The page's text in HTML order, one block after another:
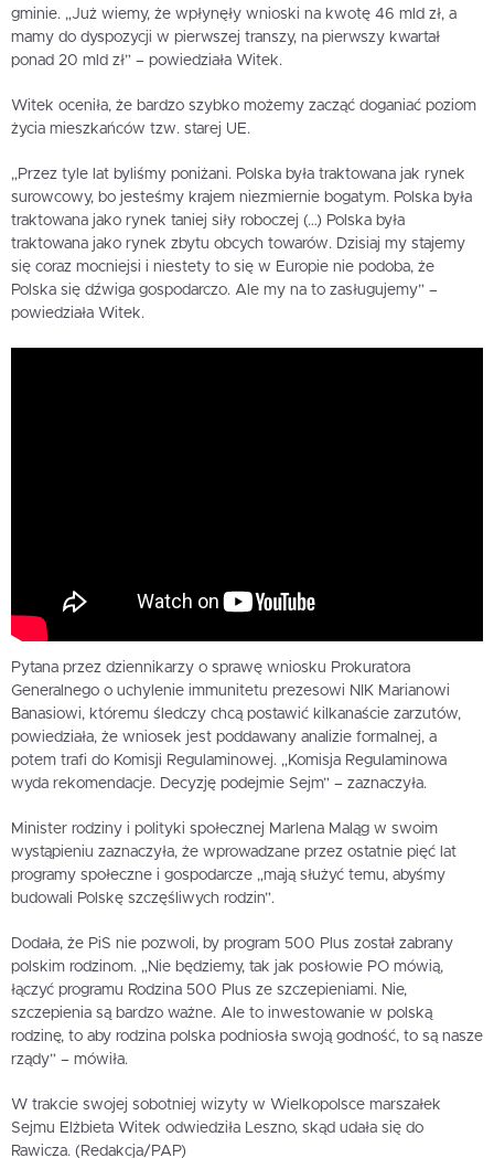
gminie. „Już wiemy, że wpłynęły wnioski na kwotę 46 mld zł, a
mamy do dyspozycji w pierwszej transzy, na pierwszy kwartał
ponad 20 mld zł” – powiedziała Witek.
Witek oceniła, że bardzo szybko możemy zacząć doganiać poziom
życia mieszkańców tzw. starej UE.
„Przez tyle lat byliśmy poniżani. Polska była traktowana jak rynek
surowcowy, bo jesteśmy krajem niezmiernie bogatym. Polska była
traktowana jako rynek taniej siły roboczej (…) Polska była
traktowana jako rynek zbytu obcych towarów. Dzisiaj my stajemy
się coraz mocniejsi i niestety to się w Europie nie podoba, że
Polska się dźwiga gospodarczo. Ale my na to zasługujemy” –
powiedziała Witek.
Pytana przez dziennikarzy o sprawę wniosku Prokuratora
Generalnego o uchylenie immunitetu prezesowi NIK Marianowi
Banasiowi, któremu śledczy chcą postawić kilkanaście zarzutów,
powiedziała, że wniosek jest poddawany analizie formalnej, a
potem trafi do Komisji Regulaminowej. „Komisja Regulaminowa
wyda rekomendacje. Decyzję podejmie Sejm” – zaznaczyła.
Minister rodziny i polityki społecznej Marlena Maląg w swoim
wystąpieniu zaznaczyła, że wprowadzane przez ostatnie pięć lat
programy społeczne i gospodarcze „mają służyć temu, abyśmy
budowali Polskę szczęśliwych rodzin”.
Dodała, że PiS nie pozwoli, by program 500 Plus został zabrany
polskim rodzinom. „Nie będziemy, tak jak posłowie PO mówią,
łączyć programu Rodzina 500 Plus ze szczepieniami. Nie,
szczepienia są bardzo ważne. Ale to inwestowanie w polską
rodzinę, to aby rodzina polska podniosła swoją godność, to są nasze
rządy” – mówiła.
W trakcie swojej sobotniej wizyty w Wielkopolsce marszałek
Sejmu Elżbieta Witek odwiedziła Leszno, skąd udała się do
Rawicza. (Redakcja/PAP)